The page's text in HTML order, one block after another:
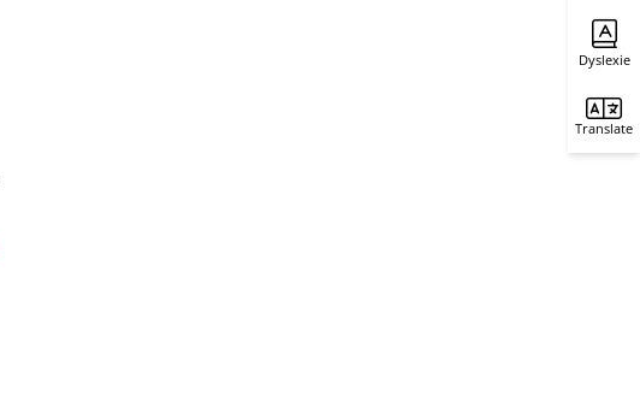
Dyslexie
Translate